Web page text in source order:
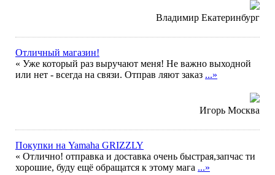
Владимир Екатеринбург
Отличный магазин!
« Уже который раз выручают меня! Не важно выходной
или нет - всегда на связи. Отправ ляют заказ ...»
Игорь Москва
Покупки на Yamaha GRIZZLY
« Отлично! отправка и доставка очень быстрая,запчас ти
хорошие, буду ещё обращатся к этому мага ...»